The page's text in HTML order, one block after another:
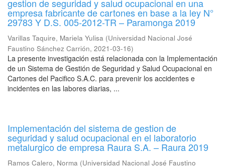
gestion de seguridad y salud ocupacional en una
empresa fabricante de cartones en base a la ley N°
29783 Y D.S. 005-2012-TR – Paramonga 2019
Varillas Taquire, Mariela Yulisa (Universidad Nacional José
Faustino Sánchez Carrión, 2021-03-16)
La presente investigación está relacionada con la Implementación
de un Sistema de Gestión de Seguridad y Salud Ocupacional en
Cartones del Pacifico S.A.C. para prevenir los accidentes e
incidentes en las labores diarias, ...
Implementación del sistema de gestion de
seguridad y salud ocupacional en el laboratorio
metalurgico de empresa Raura S.A. – Raura 2019
Ramos Calero, Norma (Universidad Nacional José Faustino